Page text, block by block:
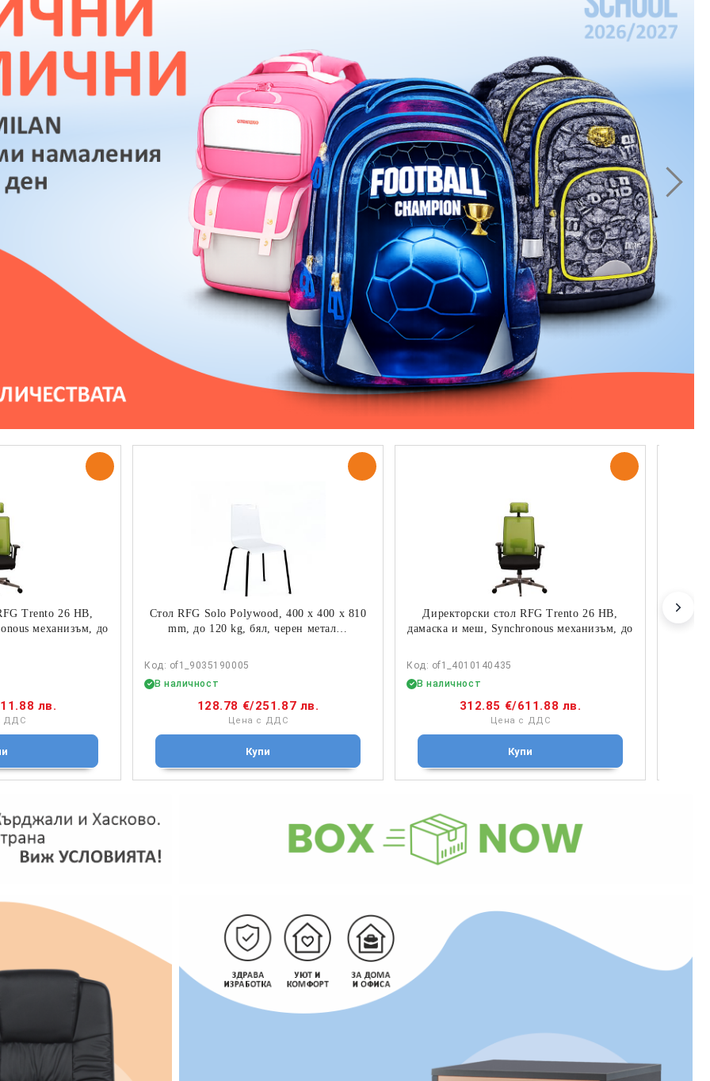
Trento 26 HB,
механизъм, до
лв.
ДДС
Стол RFG Solo Polywood, 400 х 400 х 810
mm, до 120 kg, бял, черен метал…
Код: of1_9035190005
В наличност
128.78 €/251.87 лв.
Цена с ДДС
Директорски стол RFG Trento 26 HB,
дамаска и меш, Synchronous механизъм, до
Код: of1_4010140435
В наличност
312.85 €/611.88 лв.
Цена с ДДС
Стол